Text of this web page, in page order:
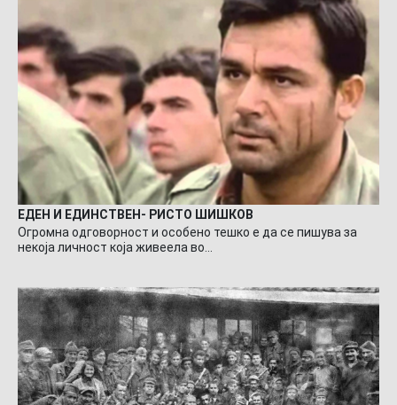
ЕДЕН И ЕДИНСТВЕН- РИСТО ШИШКОВ
Огромна одговорност и особено тешко е да се пишува за
некоја личност која живеела во…